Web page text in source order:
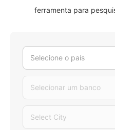
ferramenta para
Selecione o país
Selecionar um banco
Select City